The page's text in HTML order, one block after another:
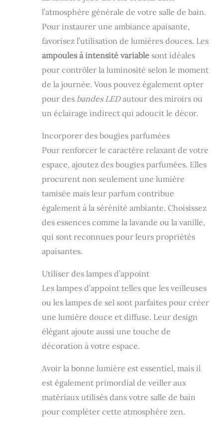
l’atmosphère générale de votre salle de bain.
Pour instaurer une ambiance apaisante,
favorisez l’utilisation de lumières douces. Les
ampoules à intensité variable sont idéales
pour contrôler la luminosité selon le moment
de la journée. Vous pouvez également opter
pour des bandes LEDautour des miroirs ou
un éclairage indirect qui adoucit le décor.
Incorporer des bougies parfumées
Pour renforcer le caractère relaxant de votre
espace, ajoutez des bougies parfumées. Elles
procurent non seulement une lumière
tamisée mais leur parfum contribue
également à la sérénité ambiante. Choisissez
des essences comme la lavande ou la vanille,
qui sont reconnues pour leurs propriétés
apaisantes.
Utiliser des lampes d’appoint
Les lampes d’appoint telles que les veilleuses
ou les lampes de sel sont parfaites pour créer
une lumière douce et diffuse. Leur design
élégant ajoute aussi une touche de
décoration à votre espace.
Avoir la bonne lumière est essentiel, mais il
est également primordial de veiller aux
matériaux utilisés dans votre salle de bain
pour compléter cette atmosphère zen.